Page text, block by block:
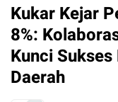
Kukar Kejar
8%:
Kunci
Daerah